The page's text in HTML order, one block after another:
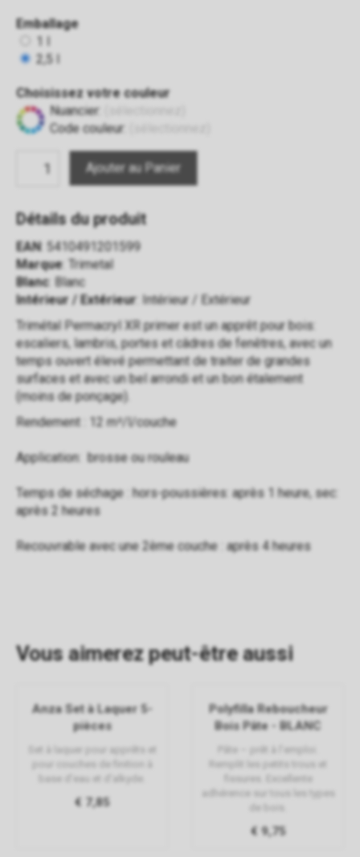
Emballage
1 l
2,5 l
Choisissez votre couleur
Nuancier:
Code couleur:
Détails du produit
EAN: 5410491201599
Marque: Trimetal
Blanc: Blanc
Intérieur / Extérieur : Intérieur / Extérieur
Trimétal Permacryl XR primer est un apprêt pour bois:
escaliers, lambris, portes et câdres de fenêtres, avec un
temps ouvert élevé permettant de traiter de grandes
surfaces et avec un bel arrondi et un bon étalement
(moins de ponçage).
Rendement : 12 m²/l/couche
Application: brosse ou rouleau
Temps de séchage : hors-poussières: après 1 heure, sec:
après 2 heures
Recouvrable avec une 2ème couche : après 4 heures
Vous aimerez peut-être aussi
Anza Set à Laquer 5-
pièces
Set à laquer pour apprêts et
pour couches de finition à
base d'eau et d'alkyde.
€ 7,85
Polyfilla Reboucheur
Bois Pâte - BLANC
Pâte – prêt à l’emploi.
Remplit les petits trous et
fissures. Excellente
adhérence sur tous les types
€ 9,75